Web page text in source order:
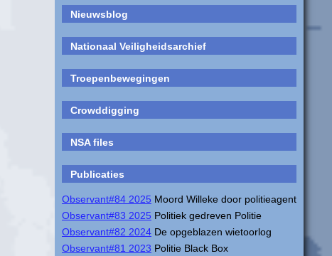
Nieuwsblog
Nationaal Veiligheidsarchief
Troepenbewegingen
Crowddigging
NSA files
Publicaties
Observant#84 2025 Moord Willeke door politieagent
Observant#83 2025 Politiek gedreven Politie
Observant#82 2024 De opgeblazen wietoorlog
Observant#81 2023 Politie Black Box